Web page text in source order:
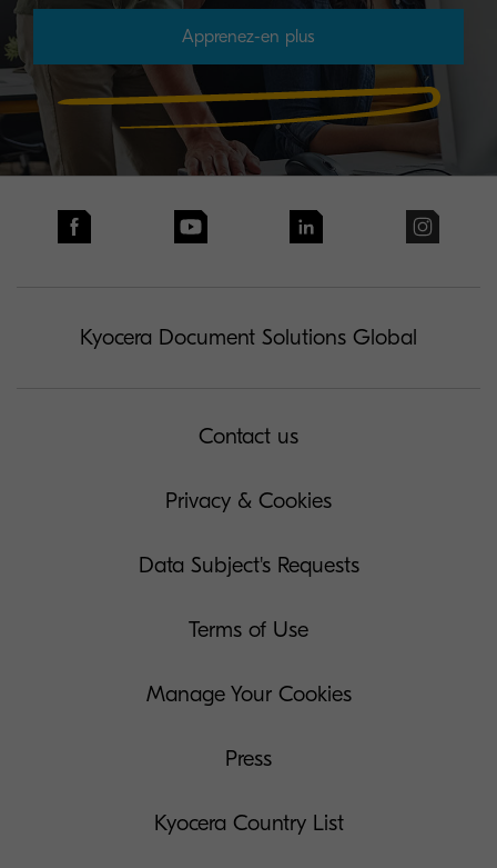
Apprenez-en plus
Kyocera Document Solutions Global
Contact us
Privacy & Cookies
Data Subject's Requests
Terms of Use
Manage Your Cookies
Press
Kyocera Country List